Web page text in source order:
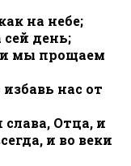
на небе;
день;
и мы прощаем
нас от
слава, Отца, и
и во веки